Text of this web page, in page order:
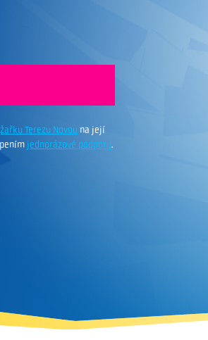
Terezu Novou na její
jednorázové podpory.